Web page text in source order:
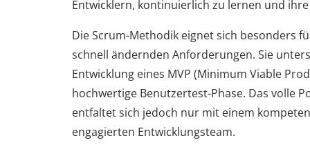
Entwicklern, kontinuierlich zu lernen und
Die Scrum-Methodik eignet sich besonders
schnell ändernden Anforderungen. Sie
Entwicklung eines MVP (Minimum Viable
hochwertige Benutzertest-Phase. Das volle
entfaltet sich jedoch nur mit einem
engagierten Entwicklungsteam.